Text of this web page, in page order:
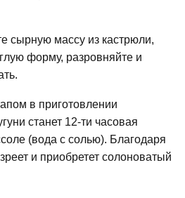
сырную массу из кастрюли,
форму, разровняйте и
в приготовлении
станет 12-ти часовая
(вода с солью). Благодаря
и приобретет солоноватый